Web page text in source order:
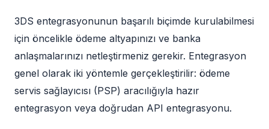
3DS entegrasyonunun başarılı biçimde kurulabilmesi
için öncelikle ödeme altyapınızı ve banka
anlaşmalarınızı netleştirmeniz gerekir. Entegrasyon
genel olarak iki yöntemle gerçekleştirilir: ödeme
servis sağlayıcısı (PSP) aracılığıyla hazır
entegrasyon veya doğrudan API entegrasyonu.